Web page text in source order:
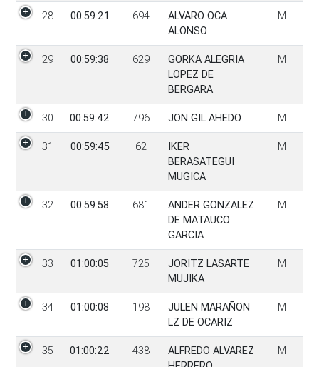
28 00:59:21 694
ALVARO OCA
ALONSO
M
29 00:59:38 629
GORKA ALEGRIA
LOPEZ DE
BERGARA
M
30 00:59:42 796 JON GIL AHEDO M
31 00:59:45 62
IKER
BERASATEGUI
MUGICA
M
32 00:59:58 681
ANDER GONZALEZ
DE MATAUCO
GARCIA
M
33 01:00:05 725
JORITZ LASARTE
MUJIKA
M
34 01:00:08 198
JULEN MARAÑON
LZ DE OCARIZ
M
35 01:00:22 438
ALFREDO ALVAREZ
M